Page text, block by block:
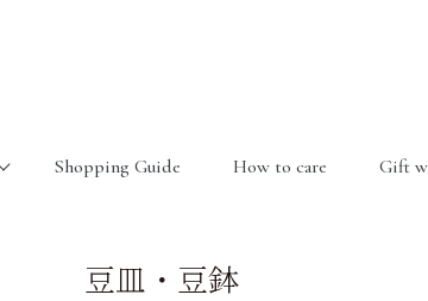
Shopping Guide How to care Gift
豆皿・豆鉢